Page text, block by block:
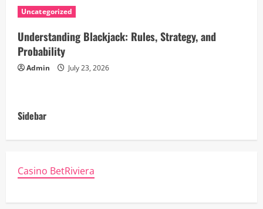
Uncategorized
Understanding Blackjack: Rules, Strategy, and
Probability
Admin July 23, 2026
Sidebar
Casino BetRiviera